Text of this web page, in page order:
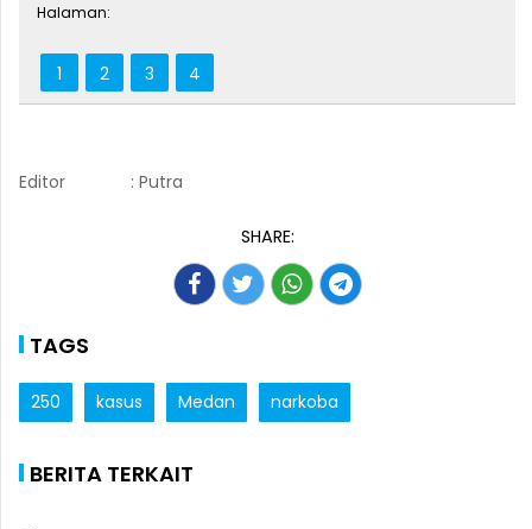
Halaman:
1 2 3 4
Editor : Putra
SHARE:
TAGS
250 kasus Medan narkoba
BERITA TERKAIT